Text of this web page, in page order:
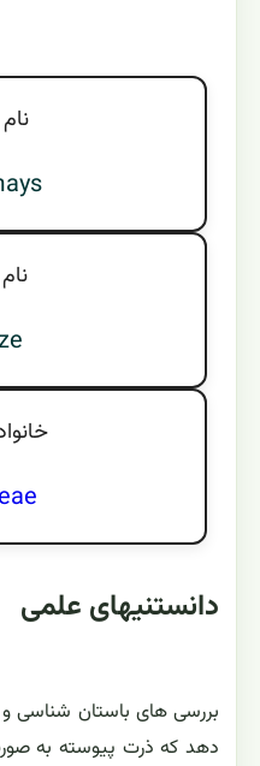
دانستنیهای علمی
بررسی های باستان
دهد که ذرت پیوسته به